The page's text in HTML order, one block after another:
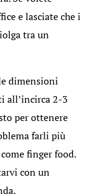
e lasciate che i
tra un
dimensioni
all’incirca 2-3
per ottenere
farli più
finger food.
con un